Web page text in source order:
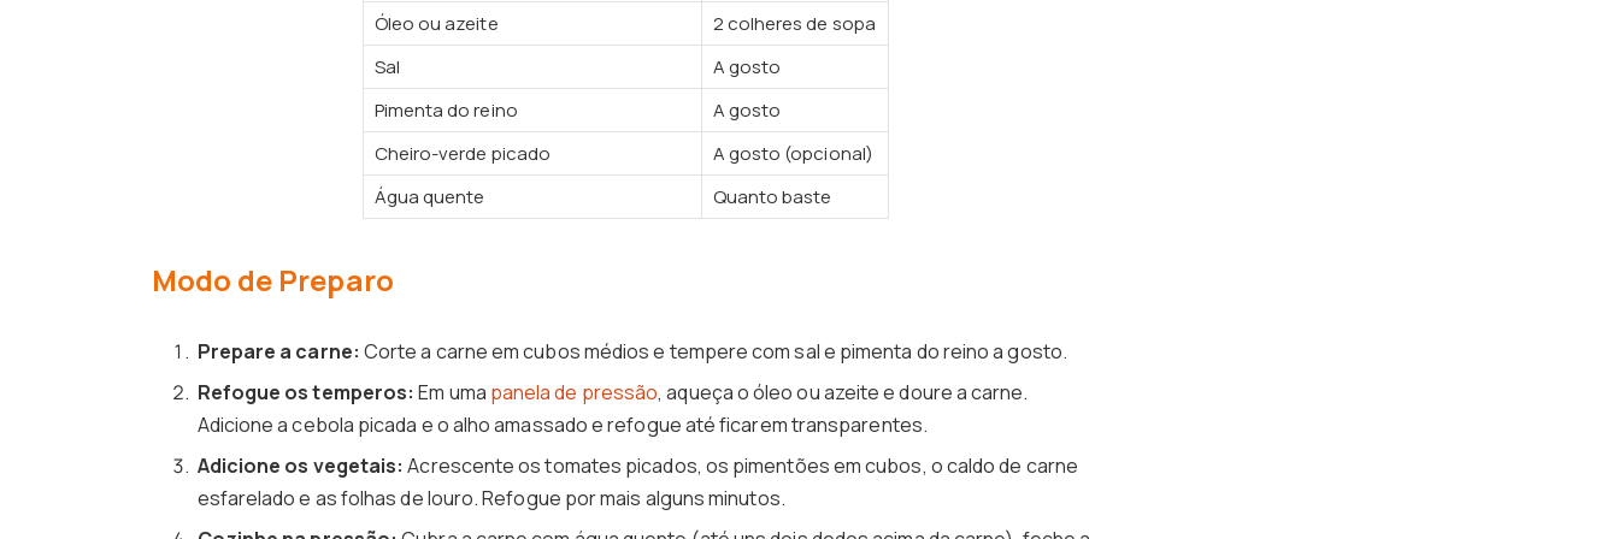
Óleo ou azeite
2 colheres de sopa
Sal
A gosto
Pimenta do reino
A gosto
Cheiro-verde picado
A gosto (opcional)
Água quente
Quanto baste
Modo de Preparo
Prepare a carne: Corte a carne em cubos médios e tempere com sal e pimenta do reino a gosto.
Refogue os temperos: Em uma panela de pressão, aqueça o óleo ou azeite e doure a carne.
Adicione a cebola picada e o alho amassado e refogue até ficarem transparentes.
Adicione os vegetais: Acrescente os tomates picados, os pimentões em cubos, o caldo de carne
esfarelado e as folhas de louro. Refogue por mais alguns minutos.